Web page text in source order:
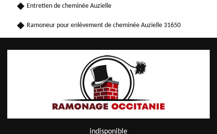
Entretien de cheminée Auzielle
Ramoneur pour enlèvement de cheminée Auzielle 31650
indisponible